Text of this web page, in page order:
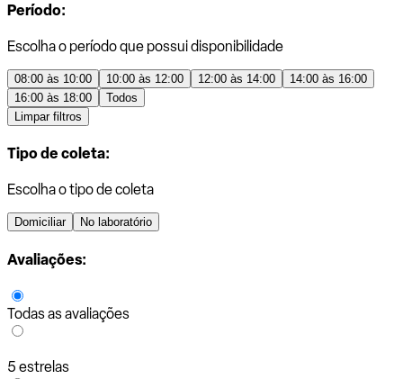
Período:
Escolha o período que possui disponibilidade
08:00 às 10:00 10:00 às 12:00 12:00 às 14:00
14:00 às 16:00
16:00 às 18:00
Todos
Limpar filtros
Tipo de coleta:
Escolha o tipo de coleta
Domiciliar No laboratório
Avaliações:
Todas as avaliações
5 estrelas